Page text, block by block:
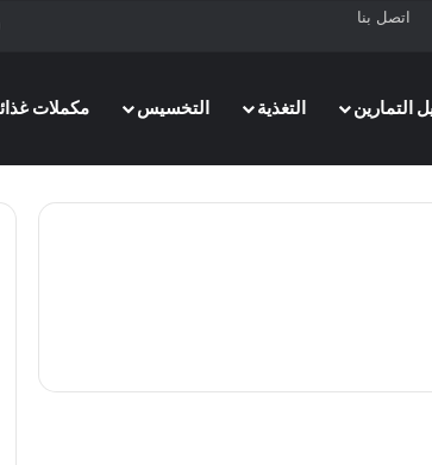
اتصل بنا
التمارين
التغذية التخسيس مكملات